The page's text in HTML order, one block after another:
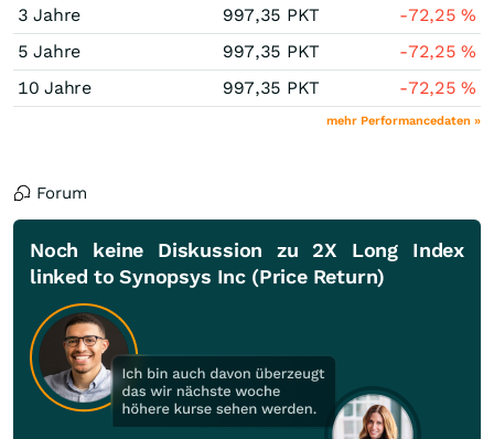
3 Jahre
997,35 PKT -72,25%
5 Jahre
997,35 PKT -72,25%
10 Jahre
997,35 PKT -72,25%
mehr Performancedaten »
Forum
Noch keine Diskussion zu 2X Long Index
linked to Synopsys Inc (Price Return)